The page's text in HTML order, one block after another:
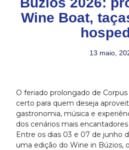
Wine Boat,
13 maio,
O feriado prolongado de
certo para quem deseja
gastronomia, música e
dos cenários mais encantadores
Entre os dias 03 e 07 de junho
uma edição do Wine in Búzios,